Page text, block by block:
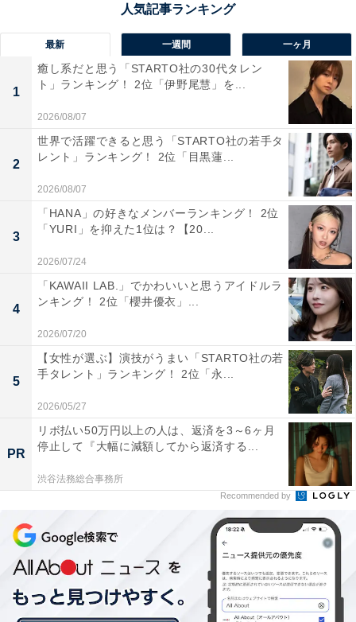
道旅行の定番中の定番として揺るぎない人気を誇ってい
ます。
回答者からは「甘いものが苦手な人にも喜ばれ、職場な
どで配るのにも便利です。類似品もありますが、やはり
これが一番美味しいです」（40代女性／千葉県）、「人
気があって、これがいいなってリクエストも多い」（50
代女性／栃木県）、「１回食べたことがあって、めちゃ
くちゃおいしかったから」（20代女性／和歌山県）とい
った声が集まりました。
圧倒的な得票数で1位に輝いたのは、ISHIYAの「白い恋
人」でした。サクッと軽い食感のラング・ド・シャで、
オリジナルのホワイトチョコレートをサンドした北海道
を代表する銘菓です。1976年の発売以来、変わらぬおい
最新 一週間 一ヶ月
1
癒し系だと思う「STARTO社の30代タレン
ト」ランキング！ 2位「伊野尾慧」を...
2026/08/07
2
世界で活躍できると思う「STARTO社の若手タ
レント」ランキング！ 2位「目黒蓮...
2026/08/07
3
「HANA」の好きなメンバーランキング！ 2位
「YURI」を抑えた1位は？【20...
2026/07/24
4
「KAWAII LAB.」でかわいいと思うアイドルラ
ンキング！ 2位「櫻井優衣」...
2026/07/20
5
【女性が選ぶ】演技がうまい「STARTO社の若
手タレント」ランキング！ 2位「永...
2026/05/27
PR
リボ払い50万円以上の人は、返済を3～6ヶ月
停止して『大幅に減額してから返済する...
渋谷法務総合事務所
Recommended by